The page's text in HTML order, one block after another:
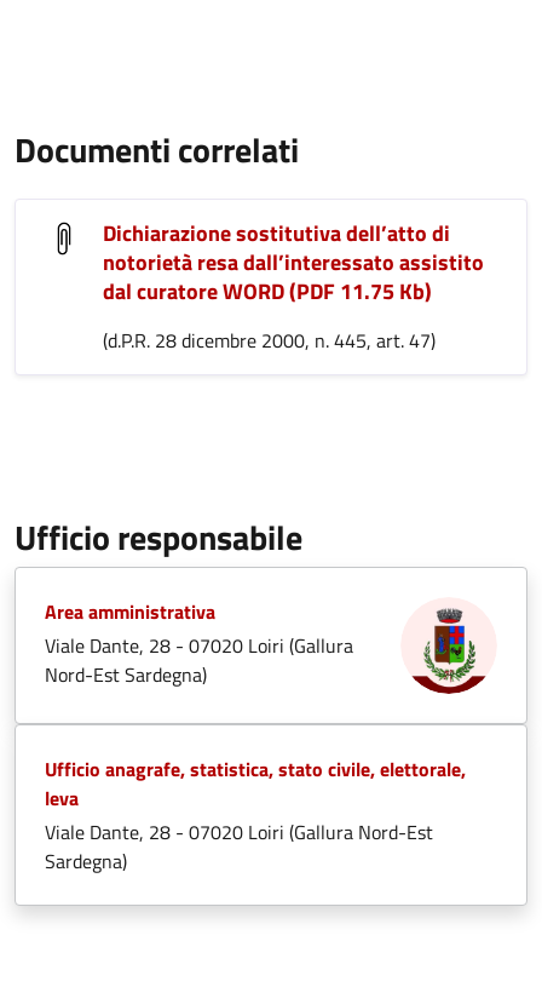
Documenti correlati
Dichiarazione sostitutiva dell’atto di
notorietà resa dall’interessato assistito
dal curatore WORD (PDF 11.75 Kb)
(d.P.R. 28 dicembre 2000, n. 445, art. 47)
Ufficio responsabile
Area amministrativa
Viale Dante, 28 - 07020 Loiri (Gallura
Nord-Est Sardegna)
Ufficio anagrafe, statistica, stato civile, elettorale,
leva
Viale Dante, 28 - 07020 Loiri (Gallura Nord-Est
Sardegna)